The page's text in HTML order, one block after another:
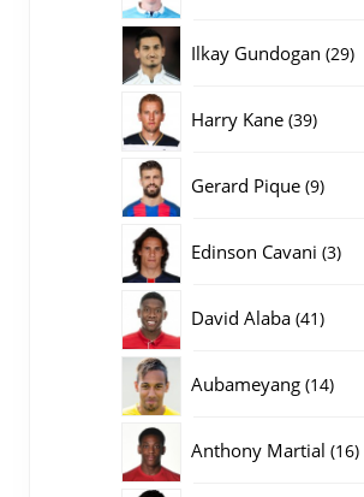
Ilkay Gundogan 2929
Harry Kane 3939
Gerard Pique 99
Edinson Cavani 33
David Alaba 4141
Aubameyang 1414
Anthony Martial 1616